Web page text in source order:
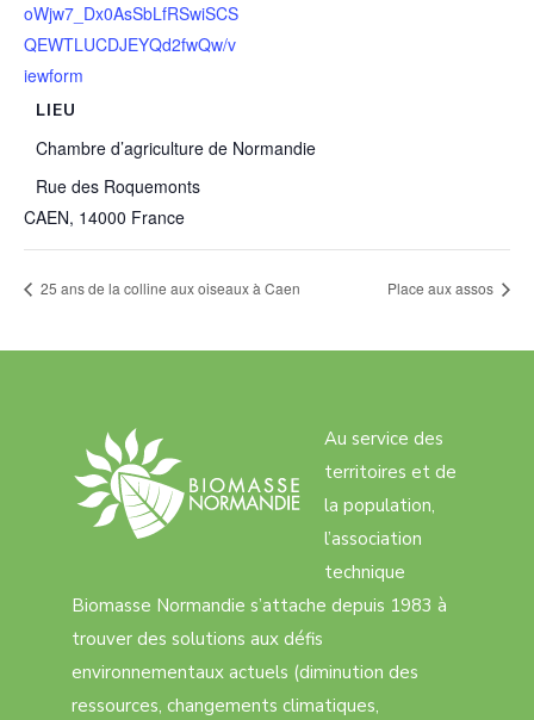
oWjw7_Dx0AsSbLfRSwiSCS
QEWTLUCDJEYQd2fwQw/v
iewform
LIEU
Chambre d’agriculture de Normandie
Rue des Roquemonts
CAEN, 14000 France
25 ans de la colline aux oiseaux à Caen Place aux assos
Au service des
territoires et de
la population,
l’association
technique
Biomasse Normandie s’attache depuis 1983 à
trouver des solutions aux défis
environnementaux actuels (diminution des
ressources, changements climatiques,